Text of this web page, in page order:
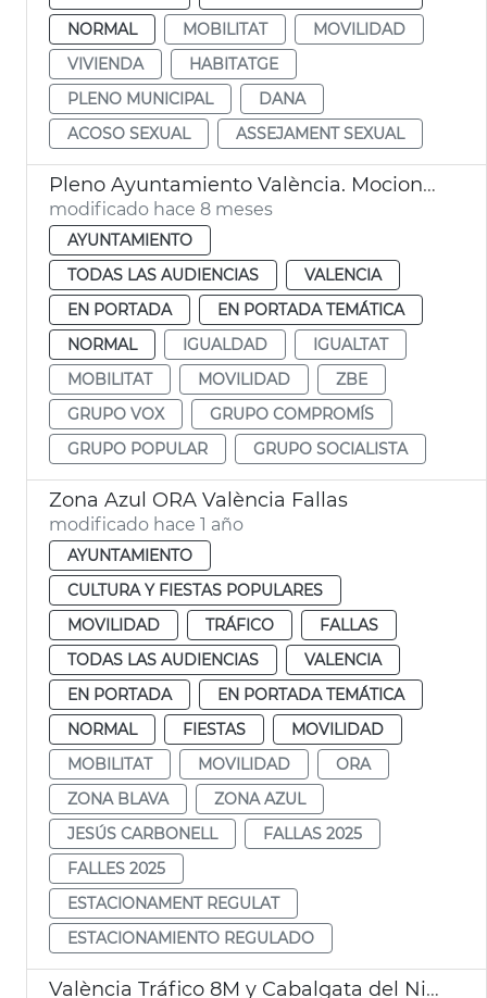
NORMAL
MOBILITAT
MOVILIDAD
VIVIENDA
HABITATGE
PLENO MUNICIPAL
DANA
ACOSO SEXUAL
ASSEJAMENT SEXUAL
Pleno Ayuntamiento València. Mociones grupos municipales
modificado hace 8 meses
AYUNTAMIENTO
TODAS LAS AUDIENCIAS
VALENCIA
EN PORTADA
EN PORTADA TEMÁTICA
NORMAL
IGUALDAD
IGUALTAT
MOBILITAT
MOVILIDAD
ZBE
GRUPO VOX
GRUPO COMPROMÍS
GRUPO POPULAR
GRUPO SOCIALISTA
Zona Azul ORA València Fallas
modificado hace 1 año
AYUNTAMIENTO
CULTURA Y FIESTAS POPULARES
MOVILIDAD
TRÁFICO
FALLAS
TODAS LAS AUDIENCIAS
VALENCIA
EN PORTADA
EN PORTADA TEMÁTICA
NORMAL
FIESTAS
MOVILIDAD
MOBILITAT
MOVILIDAD
ORA
ZONA BLAVA
ZONA AZUL
JESÚS CARBONELL
FALLAS 2025
FALLES 2025
ESTACIONAMENT REGULAT
ESTACIONAMIENTO REGULADO
València Tráfico 8M y Cabalgata del Ninot